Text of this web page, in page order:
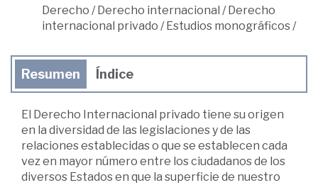
Derecho / Derecho internacional / Derecho
internacional privado / Estudios monográficos/
Resumen Índice
El Derecho Internacional privado tiene su origen
en la diversidad de las legislaciones y de las
relaciones establecidas o que se establecen cada
vez en mayor número entre los ciudadanos de los
diversos Estados en que la superficie de nuestro